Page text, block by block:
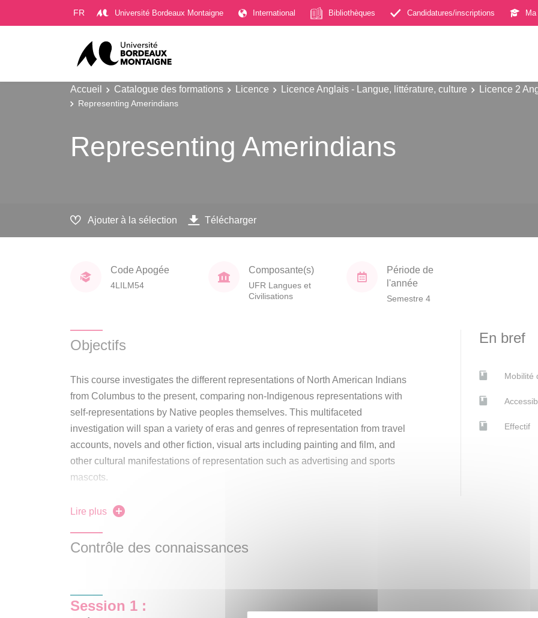
FR Université Bordeaux Montaigne International Bibliothèques Candidatures/inscriptions Ma
Accueil Catalogue des formations Licence Licence Anglais - Langue, littérature, culture Licence 2
Representing Amerindians
Representing Amerindians
Ajouter à la sélection Télécharger
Code Apogée
4LILM54
Composante(s)
UFR Langues et
Civilisations
Période de
l'année
Semestre 4
Objectifs
This course investigates the different representations of North American Indians
from Columbus to the present, comparing non-Indigenous representations with
self-representations by Native peoples themselves. This multifaceted
investigation will span a variety of eras and genres of representation from travel
accounts, novels and other fiction, visual arts including painting and film, and
other cultural manifestations of representation such as advertising and sports
mascots.
Classes will involve text and image analysis, group work and personal research
Lire plus
Contrôle des connaissances
Session 1 :
En bref
Mobilité
Effectif